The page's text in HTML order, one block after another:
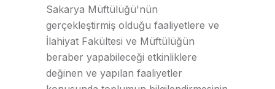
Sakarya Müftülüğü'nün
gerçekleştirmiş olduğu faaliyetlere ve
İlahiyat Fakültesi ve Müftülüğün
beraber yapabileceği etkinliklere
değinen ve yapılan faaliyetler